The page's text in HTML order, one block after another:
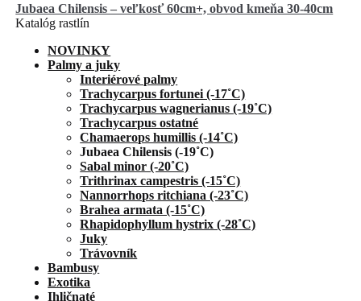
Jubaea Chilensis – veľkosť 60cm+, obvod kmeňa 30-40cm
Katalóg rastlín
NOVINKY
Palmy a juky
Interiérové palmy
Trachycarpus fortunei (-17˚C)
Trachycarpus wagnerianus (-19˚C)
Trachycarpus ostatné
Chamaerops humillis (-14˚C)
Jubaea Chilensis (-19˚C)
Sabal minor (-20˚C)
Trithrinax campestris (-15˚C)
Nannorrhops ritchiana (-23˚C)
Brahea armata (-15˚C)
Rhapidophyllum hystrix (-28˚C)
Juky
Trávovník
Bambusy
Exotika
Ihličnaté